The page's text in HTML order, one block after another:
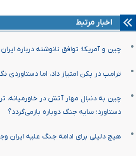
اخبار مرتبط
چین و آمریکا؛ توافق نانوشته درباره
ترامپ در پکن امتیاز داد، اما دستاوردی
چین به دنبال مهار آتش در خاورمیانه،
دستاورد؛ سایه جنگ دوباره بازمی‌گردد؟
هیچ دلیلی برای ادامه جنگ علیه ایران